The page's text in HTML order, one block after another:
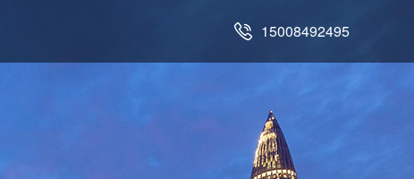
15008492495